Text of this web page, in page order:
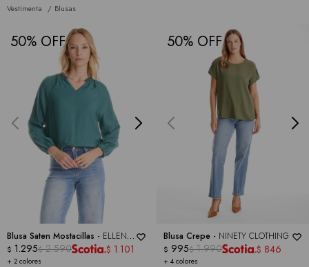
Vestimenta Blusas
50
Blusa Saten Mostacillas - ELLEN
SCHWART
+ 2 colores
$ 1.295$ 2.590 $ 1.101
50
Blusa Crepe - NINETY CLOTHING
+ 4 colores
$ 995$ 1.990 $ 846